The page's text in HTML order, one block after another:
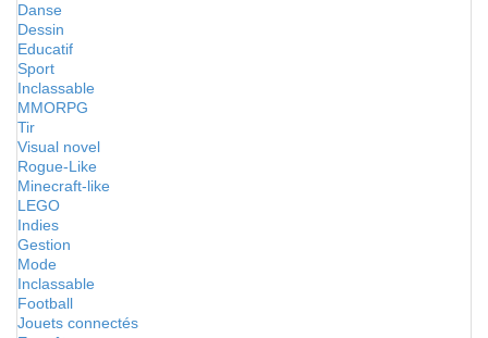
Danse
Dessin
Educatif
Sport
Inclassable
MMORPG
Tir
Visual novel
Rogue-Like
Minecraft-like
LEGO
Indies
Gestion
Mode
Inclassable
Football
Jouets connectés